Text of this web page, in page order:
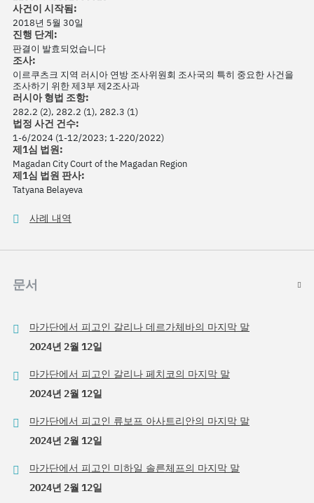
사건이 시작됨:
2018년 5월 30일
진행 단계:
판결이 발효되었습니다
조사:
이르쿠츠크 지역 러시아 연방 조사위원회 조사국의 특히 중요한 사건을
조사하기 위한 제3부 제2조사과
러시아 형법 조항:
282.2 (2), 282.2 (1), 282.3 (1)
법정 사건 건수:
1-6/2024 (1-12/2023; 1-220/2022)
제1심 법원:
Magadan City Court of the Magadan Region
제1심 법원 판사:
Tatyana Belayeva
사례 내역
문서
마가단에서 피고인 갈리나 데르가체바의 마지막 말
2024년 2월 12일
마가단에서 피고인 갈리나 페치코의 마지막 말
2024년 2월 12일
마가단에서 피고인 류보프 아사트리안의 마지막 말
2024년 2월 12일
마가단에서 피고인 미하일 솔른체프의 마지막 말
2024년 2월 12일